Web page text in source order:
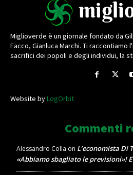
Miglioverde è un giornale fondato da
Facco, Gianluca Marchi. Ti
sacrifici dei popoli e degli individui, la
Website byLogOrbit
Commenti
Alessandro Colla on L’economista Di
«Abbiamo sbagliato le previsioni»! E